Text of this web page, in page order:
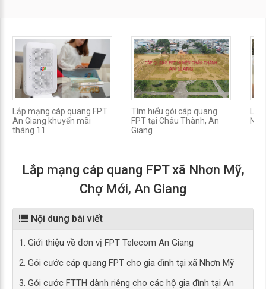
Lắp mạng cáp quang FPT
An Giang khuyến mãi
tháng 11
Tìm hiểu gói cáp quang
FPT tại Châu Thành, An
Giang
Núi
Lắp mạng cáp quang FPT xã Nhơn Mỹ,
Chợ Mới, An Giang
Nội dung bài viết
1. Giới thiệu về đơn vị FPT Telecom An Giang
2. Gói cước cáp quang FPT cho gia đình tại xã Nhơn Mỹ
3. Gói cước FTTH dành riêng cho các hộ gia đình tại An